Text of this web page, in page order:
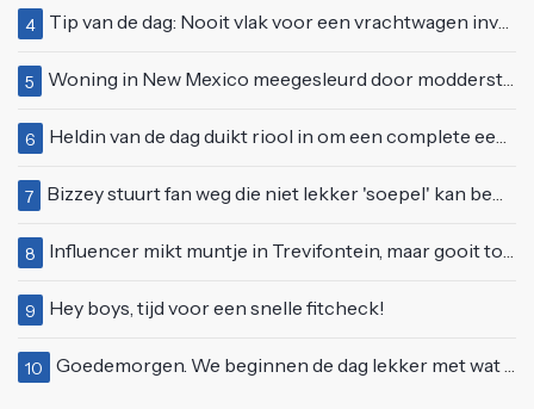
4 Tip van de dag: Nooit vlak voor een vrachtwagen invoegen
5 Woning in New Mexico meegesleurd door modderstroom
6 Heldin van de dag duikt riool in om een complete eendenfamilie te redden
7 Bizzey stuurt fan weg die niet lekker 'soepel' kan bewegen op podium
8 Influencer mikt muntje in Trevifontein, maar gooit toerist bijna knock-out
9 Hey boys, tijd voor een snelle fitcheck!
10 Goedemorgen. We beginnen de dag lekker met wat rek- en strekoefeningen